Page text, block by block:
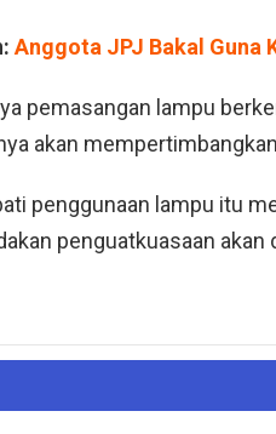
Anggota JPJ Bakal Guna
pemasangan lampu
akan
penggunaan lampu itu
penguatkuasaan akan